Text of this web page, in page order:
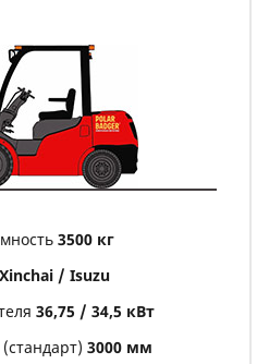
3500 кг
Xinchai / Isuzu
36,75 / 34,5 кВт
3000 мм